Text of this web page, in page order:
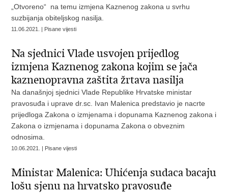
„Otvoreno“ na temu izmjena Kaznenog zakona u svrhu
suzbijanja obiteljskog nasilja.
11.06.2021. | Pisane vijesti
Na sjednici Vlade usvojen prijedlog
izmjena Kaznenog zakona kojim se jača
kaznenopravna zaštita žrtava nasilja
Na današnjoj sjednici Vlade Republike Hrvatske ministar
pravosuđa i uprave dr.sc. Ivan Malenica predstavio je nacrte
prijedloga Zakona o izmjenama i dopunama Kaznenog zakona i
Zakona o izmjenama i dopunama Zakona o obveznim
odnosima.
10.06.2021. | Pisane vijesti
Ministar Malenica: Uhićenja sudaca bacaju
lošu sjenu na hrvatsko pravosuđe